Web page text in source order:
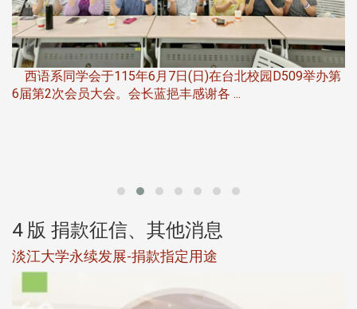
西语系同学会于115年6月7日(日)在台北校园D509举办第
6届第2次会员大会。会长蓝挹丰感谢各 ...
4 版 捐款征信、其他消息
淡江大学永续发展-捐款指定用途